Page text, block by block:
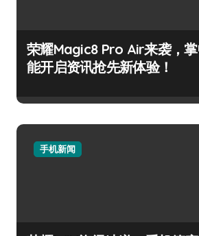
荣耀Magic8 Pro Air来袭，
能开启资讯抢先新体验！
手机新闻